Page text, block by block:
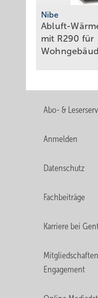
Nibe
Abluft-
mit R290 für
Abo- &
Anmelden
Datenschutz
Fachbeiträge
Karriere bei
Engagement